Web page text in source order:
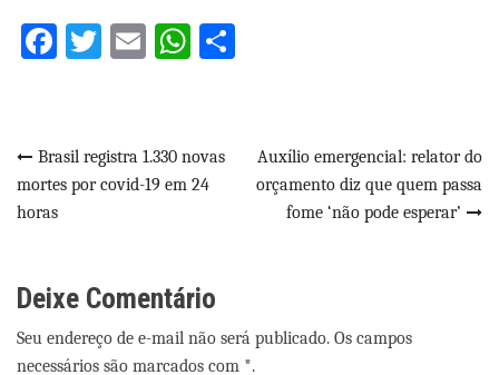
Facebook
Twitter
EmailWhatsApp
Navegação
de
Brasil registra 1.330 novas
mortes por covid-19 em 24
horas
Auxílio emergencial: relator do
orçamento diz que quem passa
fome ‘não pode esperar’
Deixe Comentário
Seu endereço de e-mail não será publicado. Os campos
necessários são marcados com *.